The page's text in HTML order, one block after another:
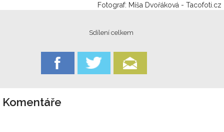
Fotograf: Míša Dvořáková - Tacofoti.cz
Sdílení celkem
Komentáře